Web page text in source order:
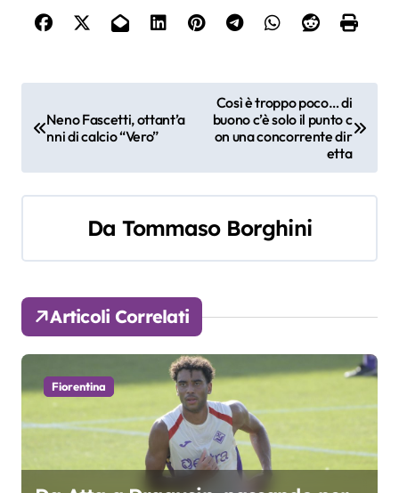
a
v
i
i
o
n
e
Neno Fascetti, ottant’a
nni di calcio “Vero”
Così è troppo poco… di
buono c’è solo il punto c
on una concorrente dir
etta
Da Tommaso Borghini
Articoli Correlati
Fiorentina